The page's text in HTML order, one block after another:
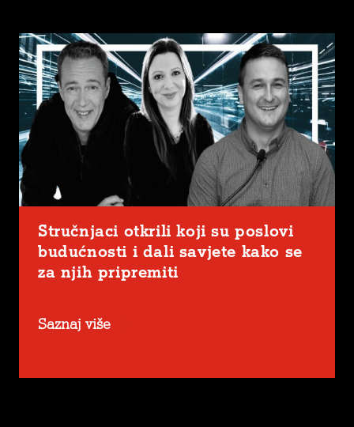
Stručnjaci otkrili koji su poslovi
budućnosti i dali savjete kako se
za njih pripremiti
Saznaj više